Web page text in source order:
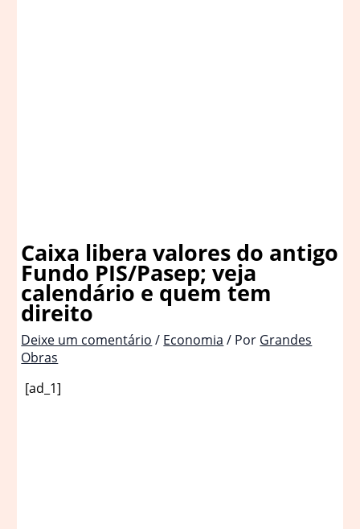
Caixa libera valores do antigo
Fundo PIS/Pasep; veja
calendário e quem tem
direito
Deixe um comentário / Economia / Por Grandes
Obras
[ad_1]